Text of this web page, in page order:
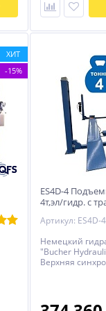
ХИТ
-15%
ES4D-4
4т,эл/гидр. с
Артикул: ES4D-4
Немецкий
"Bucher
Верхняя